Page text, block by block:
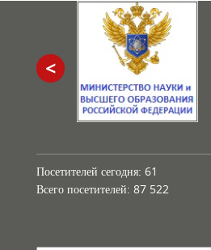
<
Посетителей сегодня: 61
Всего посетителей: 87 522